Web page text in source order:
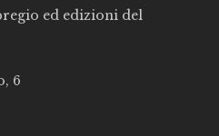
ed edizioni del
6